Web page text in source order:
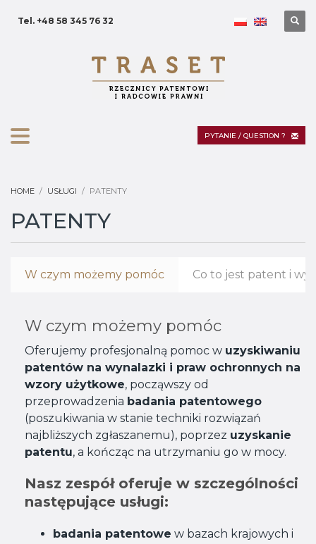
Tel. +48 58 345 76 32
PYTANIE / QUESTION ?
HOME USŁUGI PATENTY
PATENTY
W czym możemy pomóc Co to jest patent i
W czym możemy pomóc
Oferujemy profesjonalną pomoc w uzyskiwaniu
patentów na wynalazki i praw ochronnych na
wzory użytkowe, począwszy od
przeprowadzenia badania patentowego
(poszukiwania w stanie techniki rozwiązań
najbliższych zgłaszanemu), poprzez uzyskanie
patentu, a kończąc na utrzymaniu go w mocy.
Nasz zespół oferuje w szczególności
następujące usługi:
badania patentowe w bazach krajowych i